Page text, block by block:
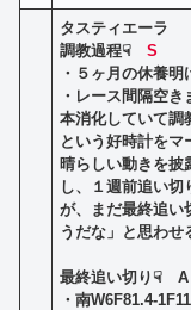
タスティエーラ
調教過程☟ S
・ ５ヶ月の休養明
・レース間隔空
本消化していて調
という好時計をマ
晴らしい動きを披
し、１週前追い切
が、まだ最終追い
うだな」と思わせ
最終追い切り☟ A
・南W6F81.4-